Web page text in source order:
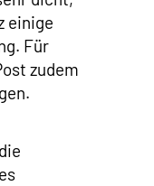
einige
Für
zudem